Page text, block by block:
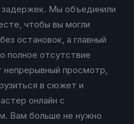
задержек. Мы объединили
чтобы вы могли
остановок, а главный
полное отсутствие
непрерывный просмотр,
в сюжет и
онлайн с
Вам больше не нужно